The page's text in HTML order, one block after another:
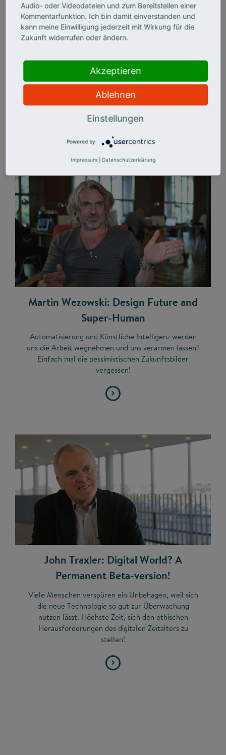
Anne Kjaer Riechert: Tech for Peace
In Berlin will das Stanford Peace Innovation Lab
soziale Innovationen vorantreiben. Die ReDi School
tut das ganz konkret und bietet Asylbewerbern in
Deutschland mit IT-Kursen eine neue Perspektive.
Martin Wezowski: Design Future and
Super-Human
Automatisierung und Künstliche Intelligenz werden
uns die Arbeit wegnehmen und uns verarmen lassen?
Einfach mal die pessimistischen Zukunftsbilder
vergessen!
John Traxler: Digital World? A
Permanent Beta-version!
Viele Menschen verspüren ein Unbehagen, weil sich
die neue Technologie so gut zur Überwachung
nutzen lässt. Höchste Zeit, sich den ethischen
Herausforderungen des digitalen Zeitalters zu
stellen!
Audio- oder Videodateien und zum Bereitstellen einer
Kommentarfunktion. Ich bin damit einverstanden und
kann meine Einwilligung jederzeit mit Wirkung für die
Zukunft widerrufen oder ändern.
Akzeptieren
Ablehnen
Einstellungen
Powered by
Impressum Datenschutzerklärung